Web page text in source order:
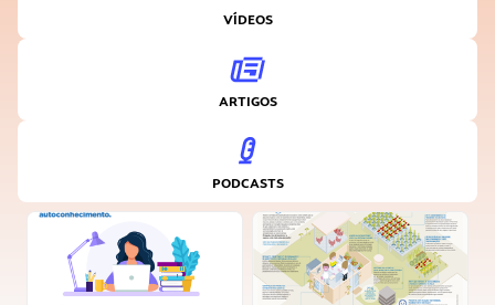
VÍDEOS
ARTIGOS
PODCASTS